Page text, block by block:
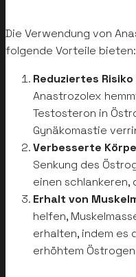
Die Verwendung von
folgende Vorteile bieten:
Reduziertes
Anastrozolex
Testosteron in
Gynäkomastie
Verbesserte
Senkung des
einen
Erhalt von
helfen,
erhalten, indem es
erhöhtem